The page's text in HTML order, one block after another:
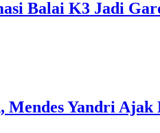
Balai K3 Jadi
Yandri